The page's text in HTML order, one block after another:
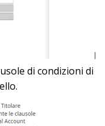
di condizioni di